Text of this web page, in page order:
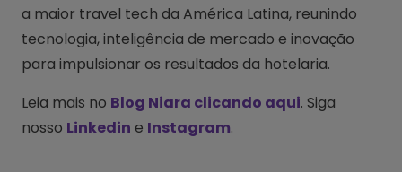
a maior travel tech da América Latina, reunindo
tecnologia, inteligência de mercado e inovação
para impulsionar os resultados da hotelaria.
Leia mais no Blog Niara clicando aqui. Siga
nosso Linkedin e Instagram.